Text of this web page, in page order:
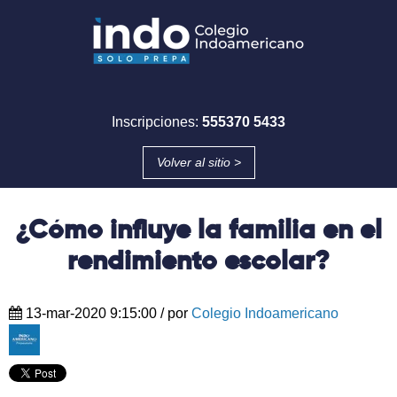
Inscripciones: 555370 5433
Volver al sitio >
¿Cómo influye la familia en el
rendimiento escolar?
13-mar-2020 9:15:00 / por Colegio Indoamericano